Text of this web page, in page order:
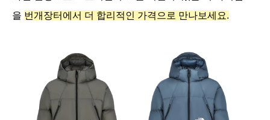
을 번개장터에서 더 합리적인 가격으로 만나보세요.